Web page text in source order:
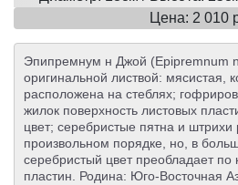
Цена: 2 010
Эпипремнум н Джой (Epipremnum
оригинальной листвой: мясистая,
расположена на стеблях;
жилок поверхность листовых
цвет; серебристые пятна и
произвольном порядке, но, в
серебристый цвет преобладает по
пластин. Родина: Юго-Восточная